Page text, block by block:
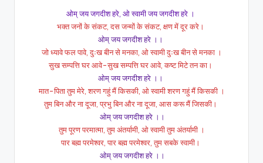
ओम् जय जगदीश हरे, ओ स्वामी जय जगदीश हरे ।
भक्त जनों के संकट, दस जन्मों के संकट, क्षण में दूर करे।
ओम् जय जगदीश हरे ।।
जो ध्यावे फल पावे, दुःख बीन से मनका, ओ स्वामी दुःख बीन से मनका ।
सुख सम्पत्ति घर आवे-सुख सम्पत्ति घर आवे, कष्ट मिटे तन का।
ओम् जय जगदीश हरे ।।
मात-पिता तुम मेरे, शरण गहुं मैं किसकी, ओ स्वामी शरण गहुं मैं किसकी ।
तुम बिन और ना दूजा, प्रभु बिन और ना दूजा, आस करू मैं जिसकी।
ओम् जय जगदीश हरे ।।
तुम पूरण परमात्मा, तुम अंतर्यामी, ओ स्वामी तुम अंतर्यामी ।
पार बह्म परमेश्वर, पार बह्म परमेश्वर, तुम सबके स्वामी।
ओम् जय जगदीश हरे ।।